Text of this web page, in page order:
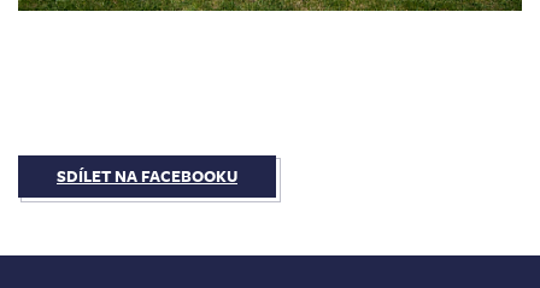
SDÍLET NA FACEBOOKU